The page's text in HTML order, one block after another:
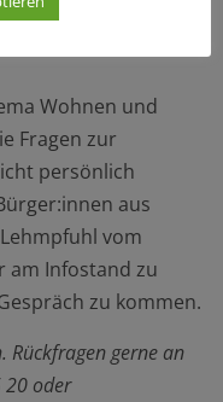
Mietpreisbremse, die
Wohnen und
Fragen zur
persönlich
aus
vom
am Infostand zu
zu kommen.
Rückfragen gerne an
20 oder